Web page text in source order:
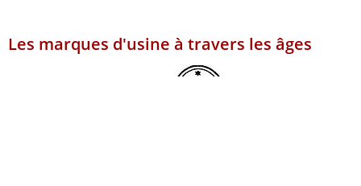
Les marques d'usine à travers les âges